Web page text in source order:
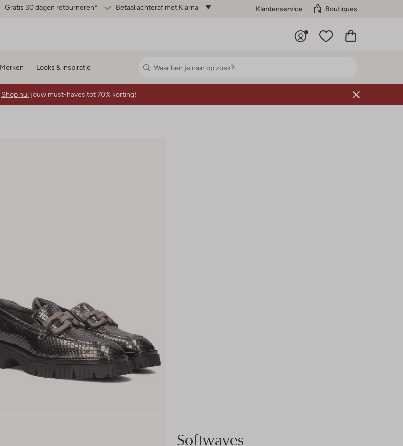
Gratis 30 dagen retourneren* Betaal achteraf met Klarna Klantenservice Boutiques
Merken Looks & inspiratie
Shop nu: jouw must-haves tot 70% korting!
Softwaves